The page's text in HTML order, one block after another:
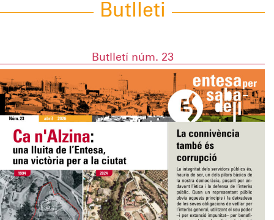
Butlleti
Butlletí núm. 23